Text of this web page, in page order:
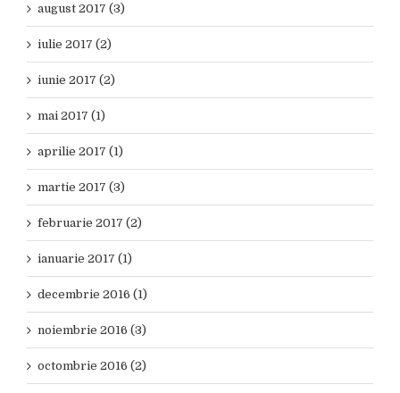
august 2017 (3)
iulie 2017 (2)
iunie 2017 (2)
mai 2017 (1)
aprilie 2017 (1)
martie 2017 (3)
februarie 2017 (2)
ianuarie 2017 (1)
decembrie 2016 (1)
noiembrie 2016 (3)
octombrie 2016 (2)